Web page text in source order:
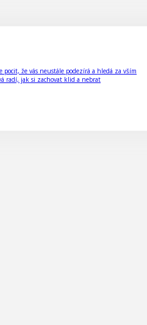
že vás neustále podezírá a hledá za vším
radí, jak si zachovat klid a nebrat